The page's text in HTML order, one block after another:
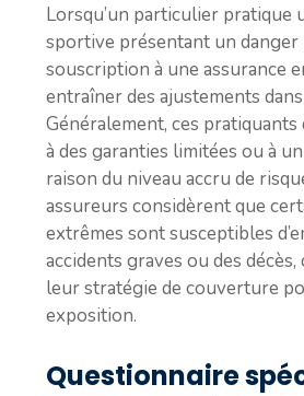
Lorsqu’un particulier pratique
sportive présentant un danger
souscription à une assurance
entraîner des ajustements
Généralement, ces
à des garanties limitées ou à
raison du niveau accru de
assureurs considèrent que
extrêmes sont susceptibles
accidents graves ou des
leur stratégie de couverture
exposition.
Questionnaire